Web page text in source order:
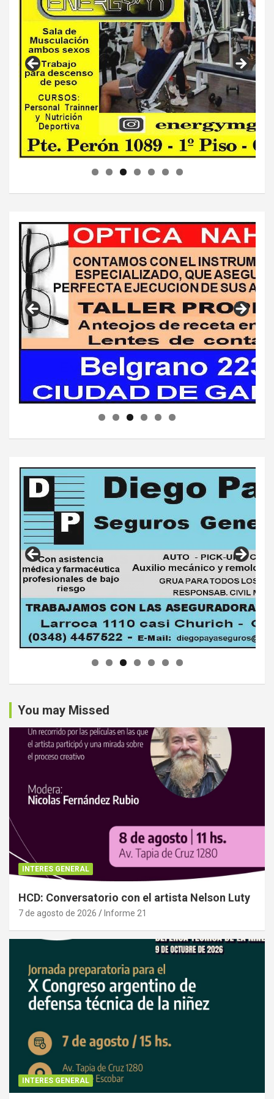
You may Missed
INTERES GENERAL
HCD: Conversatorio con el artista Nelson Luty
7 de agosto de 2026 Informe 21
INTERES GENERAL